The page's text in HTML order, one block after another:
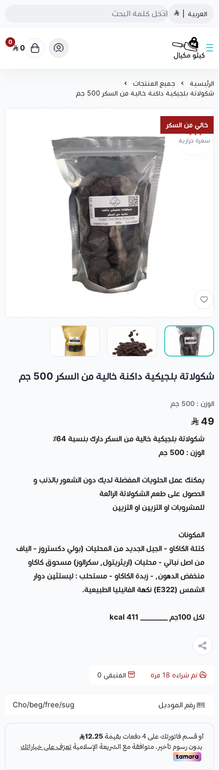
العربية
كيلو مكيال
0
0
الرئيسية
جميع المنتجات
شكولاتة بلجيكية داكنة خالية من السكر 500 جم
خالي من السكر
411
سعرة حرارية
شكولاتة بلجيكية داكنة خالية من السكر 500 جم
الوزن : 500 جم
49
شكولاتة بلجيكية خالية من السكر دارك بنسبة 64٪
الوزن : 500 جم
يمكنك عمل الحلويات المفضلة لديك دون الشعور بالذنب و
الحصول على طعم الشكولاتة الرائعة
للمشروبات او التزيين او التزيين
المكونات
كتلة الكاكاو - الجيل الجديد من المحليات (بولي دكستروز - الياف
من اصل نباتي - محليات (اريثريتول, سكرالوز) مسحوق كاكاو
منخفض الدهون, - زبدة الكاكاو - مستحلب : ليستثين دوار
الشمس (E322) نكهة الفانيليا الطبيعية.
لكل 100جم ________ 411 kcal
تم شراءه 18 مرة المتبقي 0
رقم الموديل Cho/beg/free/sug